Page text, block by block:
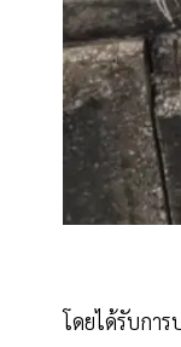
โดยได้รับกา